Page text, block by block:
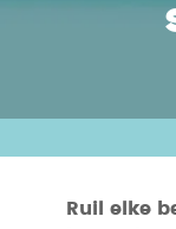
Ruil elke